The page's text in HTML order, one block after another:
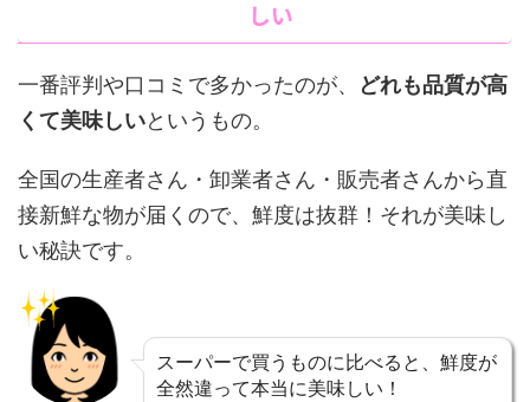
しい
一番評判や口コミで多かったのが、
どれも品質が高
くて美味しいというもの。
全国の生産者さん・卸業者さん・販売者さんから直
接新鮮な物が届くので、鮮度は抜群！それが美味し
い秘訣です。
スーパーで買うものに比べると、鮮度が
全然違って本当に美味しい！